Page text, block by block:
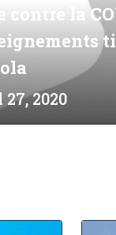
contre la
2020